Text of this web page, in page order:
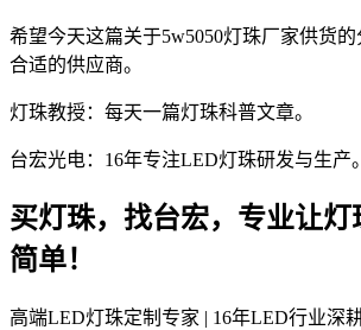
希望今天这篇关于5w5050灯珠厂家供货的
合适的供应商。
灯珠教授：每天一篇灯珠科普文章。
台宏光电：16年专注LED灯珠研发与生产。
买灯珠，找台宏，专业让灯
简单！
高端LED灯珠定制专家 | 16年LED行业深